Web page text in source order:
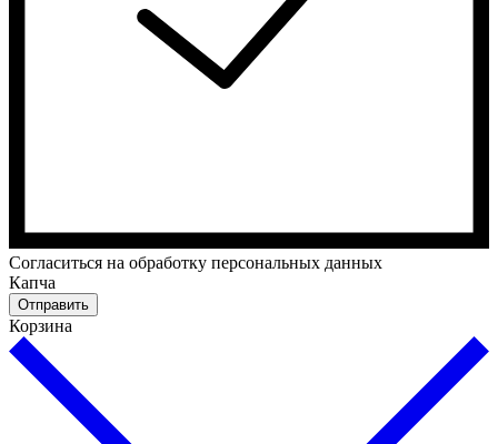
Cогласиться на обработку персональных данных
Капча
Отправить
Корзина